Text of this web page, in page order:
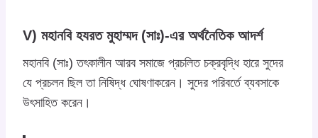
V) মহানবি হযরত মুহাম্মদ (সাঃ)-এর অর্থনৈতিক আদর্শ
মহানবি (সাঃ) তৎকালীন আরব সমাজে প্রচলিত চক্রবৃদ্ধি হারে সুদের
যে প্রচলন ছিল তা নিষিদ্ধ ঘোষণাকরেন। সুদের পরিবর্তে ব্যবসাকে
উৎসাহিত করেন।